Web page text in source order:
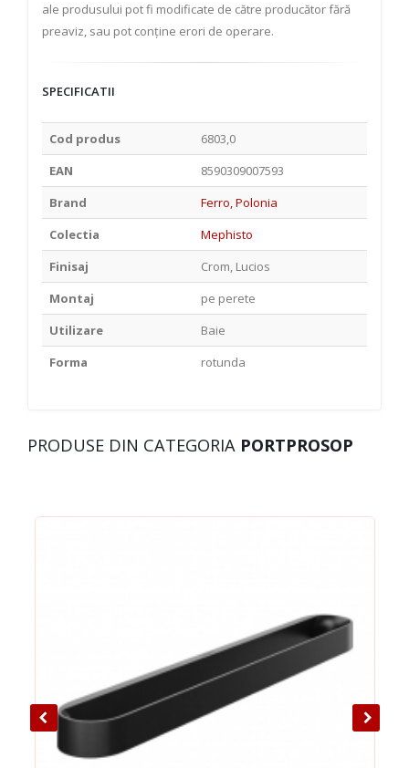
ale produsului pot fi modificate de către producător fără
preaviz, sau pot conține erori de operare.
SPECIFICATII
Cod produs
6803,0
EAN
8590309007593
Brand
Ferro, Polonia
Colectia
Mephisto
Finisaj
Crom, Lucios
Montaj
pe perete
Utilizare
Baie
Forma
rotunda
PRODUSE DIN CATEGORIA PORTPROSOP